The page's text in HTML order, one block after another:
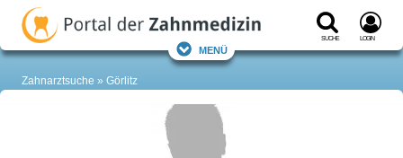
Suche Login
Menü
Zahnarztsuche Görlitz